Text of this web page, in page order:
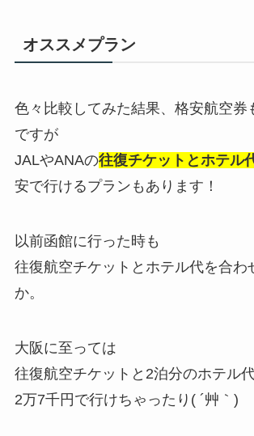
オススメプラン
色々比較してみた結果、格安航空券
ですが
JALやANAの往復チケットとホテル
安で行けるプランもあります！
以前函館に行った時も
往復航空チケットとホテル代を合わ
か。
大阪に至っては
往復航空チケットと2泊分のホテル
2万7千円で行けちゃったり( ´艸｀)